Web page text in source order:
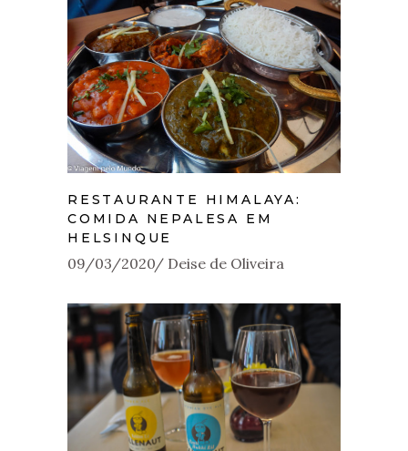
RESTAURANTE HIMALAYA:
COMIDA NEPALESA EM
HELSINQUE
09/03/2020 Deise de Oliveira